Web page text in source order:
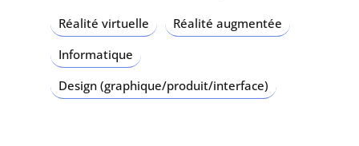
Réalité virtuelle
Réalité augmentée
Informatique
Design (graphique/produit/interface)